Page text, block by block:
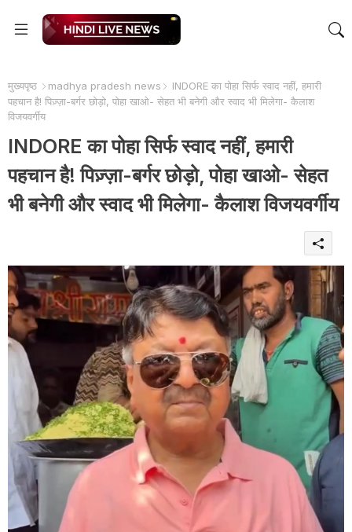
मुख्यपृष्ठ madhya pradesh news
INDORE का पोहा सिर्फ स्वाद नहीं, हमारी
पहचान है! पिज़्ज़ा-बर्गर छोड़ो, पोहा खाओ- सेहत भी बनेगी और स्वाद भी मिलेगा- कैलाश
विजयवर्गीय
INDORE का पोहा सिर्फ स्वाद नहीं, हमारी
पहचान है! पिज़्ज़ा-बर्गर छोड़ो, पोहा खाओ- सेहत
भी बनेगी और स्वाद भी मिलेगा- कैलाश विजयवर्गीय